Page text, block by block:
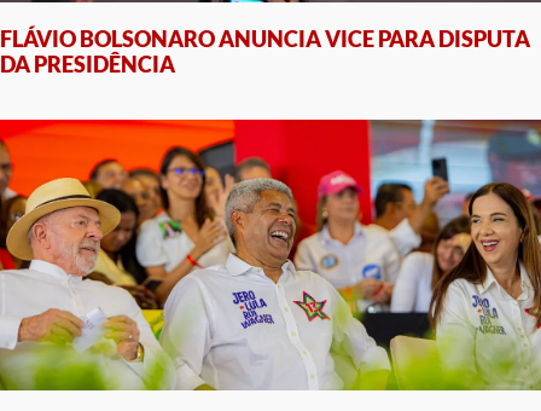
FLÁVIO BOLSONARO ANUNCIA VICE PARA DISPUTA
DA PRESIDÊNCIA